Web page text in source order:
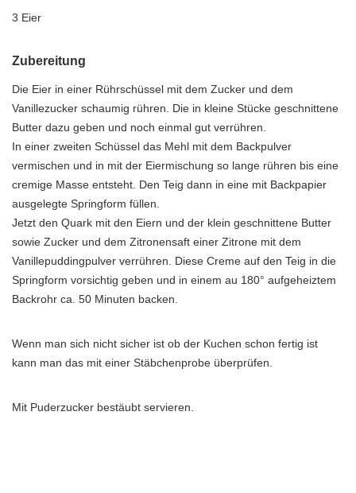
3 Eier
Zubereitung
Die Eier in einer Rührschüssel mit dem Zucker und dem
Vanillezucker schaumig rühren. Die in kleine Stücke geschnittene
Butter dazu geben und noch einmal gut verrühren.
In einer zweiten Schüssel das Mehl mit dem Backpulver
vermischen und in mit der Eiermischung so lange rühren bis eine
cremige Masse entsteht. Den Teig dann in eine mit Backpapier
ausgelegte Springform füllen.
Jetzt den Quark mit den Eiern und der klein geschnittene Butter
sowie Zucker und dem Zitronensaft einer Zitrone mit dem
Vanillepuddingpulver verrühren. Diese Creme auf den Teig in die
Springform vorsichtig geben und in einem au 180° aufgeheiztem
Backrohr ca. 50 Minuten backen.
Wenn man sich nicht sicher ist ob der Kuchen schon fertig ist
kann man das mit einer Stäbchenprobe überprüfen.
Mit Puderzucker bestäubt servieren.